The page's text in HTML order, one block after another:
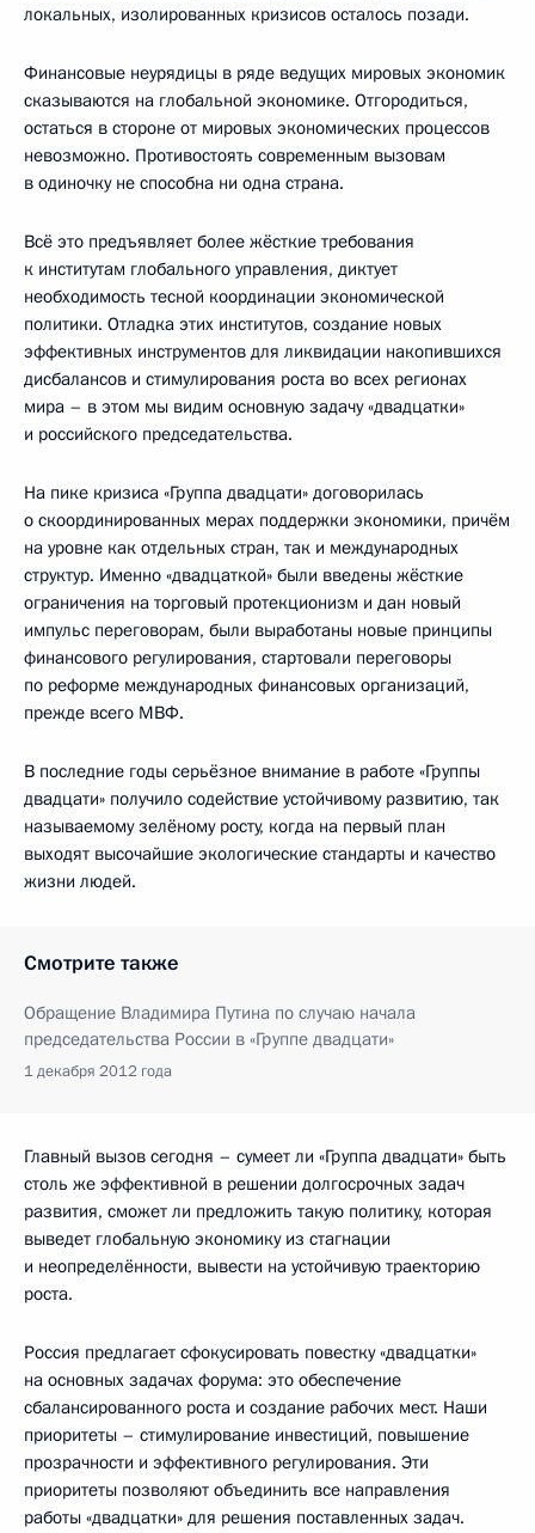
локальных, изолированных кризисов осталось позади.
Финансовые неурядицы в ряде ведущих мировых экономик
сказываются на глобальной экономике. Отгородиться,
остаться в стороне от мировых экономических процессов
невозможно. Противостоять современным вызовам
в одиночку не способна ни одна страна.
Всё это предъявляет более жёсткие требования
к институтам глобального управления, диктует
необходимость тесной координации экономической
политики. Отладка этих институтов, создание новых
эффективных инструментов для ликвидации накопившихся
дисбалансов и стимулирования роста во всех регионах
мира – в этом мы видим основную задачу «двадцатки»
и российского председательства.
На пике кризиса «Группа двадцати» договорилась
о скоординированных мерах поддержки экономики, причём
на уровне как отдельных стран, так и международных
структур. Именно «двадцаткой» были введены жёсткие
ограничения на торговый протекционизм и дан новый
импульс переговорам, были выработаны новые принципы
финансового регулирования, стартовали переговоры
по реформе международных финансовых организаций,
прежде всего МВФ.
В последние годы серьёзное внимание в работе «Группы
двадцати» получило содействие устойчивому развитию, так
называемому зелёному росту, когда на первый план
выходят высочайшие экологические стандарты и качество
жизни людей.
Смотрите также
Обращение Владимира Путина по случаю начала
председательства России в «Группе двадцати»
1 декабря 2012 года
Главный вызов сегодня – сумеет ли «Группа двадцати» быть
столь же эффективной в решении долгосрочных задач
развития, сможет ли предложить такую политику, которая
выведет глобальную экономику из стагнации
и неопределённости, вывести на устойчивую траекторию
роста.
Россия предлагает сфокусировать повестку «двадцатки»
на основных задачах форума: это обеспечение
сбалансированного роста и создание рабочих мест. Наши
приоритеты – стимулирование инвестиций, повышение
прозрачности и эффективного регулирования. Эти
приоритеты позволяют объединить все направления
работы «двадцатки» для решения поставленных задач.